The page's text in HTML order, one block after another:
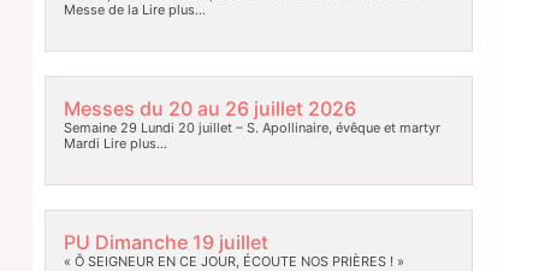
Messe de laLire plus…
Messes du 20 au 26 juillet 2026
Semaine 29 Lundi 20 juillet – S. Apollinaire, évêque et martyr
Mardi Lire plus…
PU Dimanche 19 juillet
« Ô SEIGNEUR EN CE JOUR, ÉCOUTE NOS PRIÈRES ! »